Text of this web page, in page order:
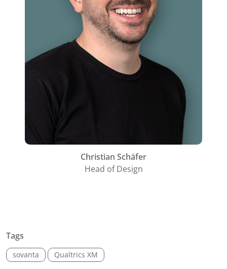
Christian Schäfer
Head of Design
Tags
sovanta Qualtrics XM